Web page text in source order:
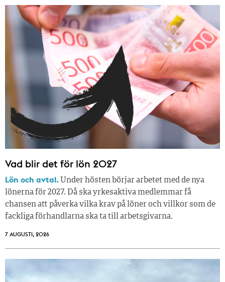
Vad blir det för lön 2027
Lön och avtal. Under hösten börjar arbetet med de nya
lönerna för 2027. Då ska yrkesaktiva medlemmar få
chansen att påverka vilka krav på löner och villkor som de
fackliga förhandlarna ska ta till arbetsgivarna.
7 AUGUSTI, 2026